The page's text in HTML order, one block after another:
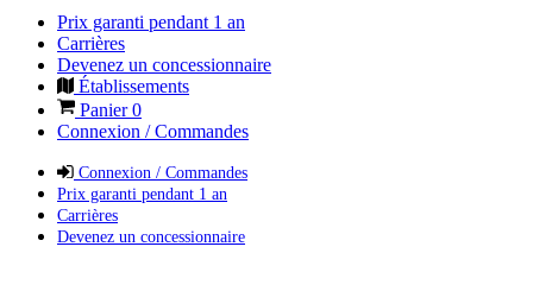
Prix garanti pendant 1 an
Carrières
Devenez un concessionnaire
Établissements
Panier0
Connexion / Commandes
Connexion / Commandes
Prix garanti pendant 1 an
Carrières
Devenez un concessionnaire